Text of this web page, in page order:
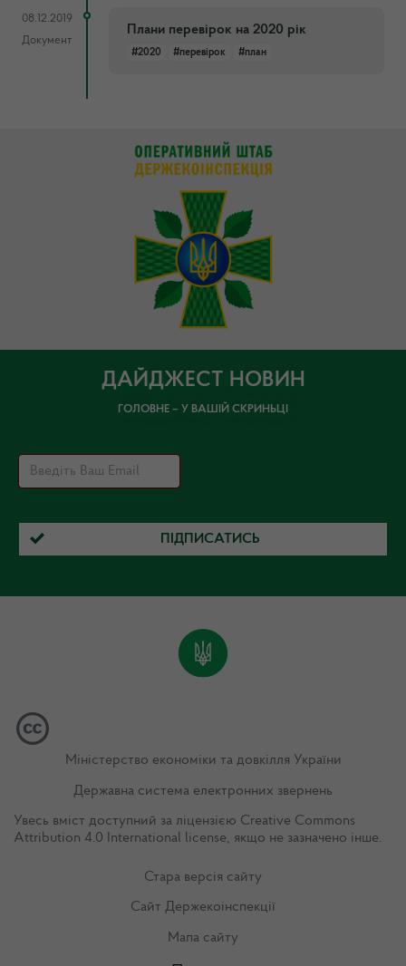
08.12.2019
Документ
Плани перевірок на 2020 рік
#2020 #перевірок #план
ДАЙДЖЕСТ НОВИН
ГОЛОВНЕ – У ВАШІЙ СКРИНЬЦІ
ПІДПИСАТИСЬ
Міністерство економіки та довкілля України
Державна система електронних звернень
Увесь вміст доступний за ліцензією Creative Commons
Attribution 4.0 International license, якщо не зазначено інше.
Стара версія сайту
Сайт Держекоінспекції
Мапа сайту